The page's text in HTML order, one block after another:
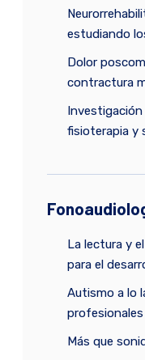
estudiando
Dolor
contractura
fisioterapia y
La lectura y
para el
Autismo a lo
Más que